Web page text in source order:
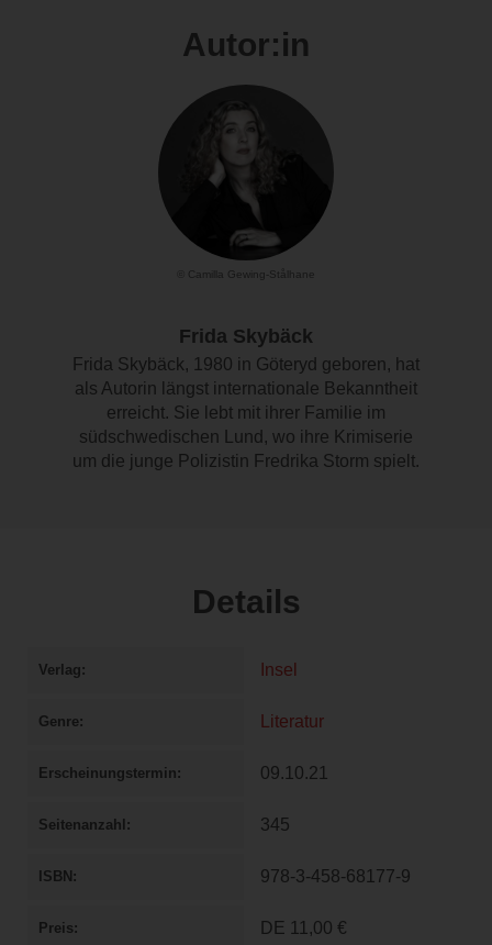
Autor:in
© Camilla Gewing-Stålhane
Frida Skybäck
Frida Skybäck, 1980 in Göteryd geboren, hat
als Autorin längst internationale Bekanntheit
erreicht. Sie lebt mit ihrer Familie im
südschwedischen Lund, wo ihre Krimiserie
um die junge Polizistin Fredrika Storm spielt.
Details
Verlag Insel
Genre Literatur
Erscheinungstermin 09.10.21
Seitenanzahl 345
ISBN 978-3-458-68177-9
Preis DE 11,00 €